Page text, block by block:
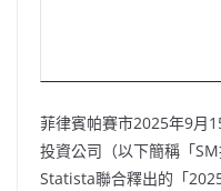
菲律賓帕賽市2025年9月
投資公司（以下簡稱「
Statista聯合釋出的「